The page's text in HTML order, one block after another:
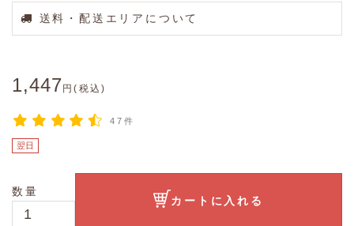
送料・配送エリアについて
1,447 円(税込)
47件
翌日
数量
カートに入れる